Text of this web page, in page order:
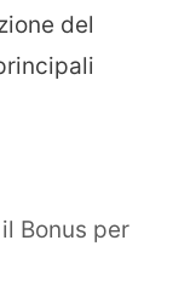
del
Bonus per